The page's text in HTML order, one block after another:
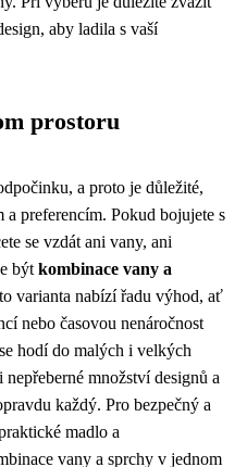
aby ladila s vaší
prostoru
a proto je důležité,
preferencím. Pokud bojujete s
se vzdát ani vany, ani
být kombinace vany a
varianta nabízí řadu výhod, ať
nebo časovou nenáročnost
se hodí do malých i velkých
množství designů a
každý. Pro bezpečný a
madlo a
vany a sprchy v jednom